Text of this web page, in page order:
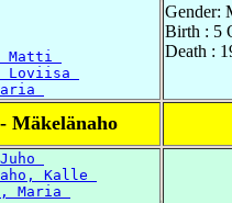
Matti
Loviisa
Gender:
Birth : 5
Death :
Mäkelänaho
Kalle
Maria